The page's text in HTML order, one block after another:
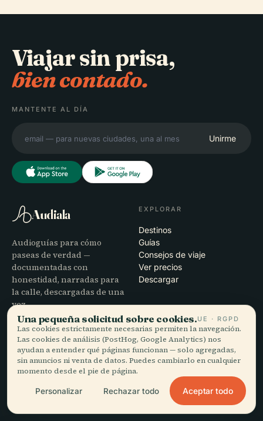
Viajar sin prisa,
bien contado.
MANTENTE AL DÍA
Unirme
Audiala
Audioguías para cómo
paseas de verdad —
documentadas con
honestidad, narradas para
la calle, descargadas de una
vez.
EXPLORAR
Destinos
Guías
Consejos de viaje
Ver precios
Descargar
EMPRESA
Nosotros
Proceso editorial
AYUDA
Soporte
Solución de problemas de la
Contacto
Colabora con nosotros
Una pequeña solicitud sobre cookies.UE · RGPD
Las cookies estrictamente necesarias permiten la navegación.
Las cookies de análisis (PostHog, Google Analytics) nos
ayudan a entender qué páginas funcionan — solo agregadas,
sin anuncios ni venta de datos. Puedes cambiarlo en cualquier
momento desde el pie de página.
Personalizar Rechazar todo Aceptar todo